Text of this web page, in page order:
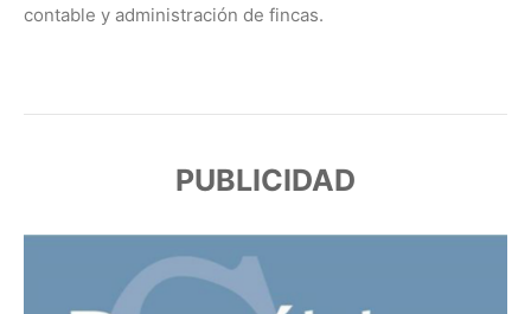
contable y administración de fincas.
PUBLICIDAD